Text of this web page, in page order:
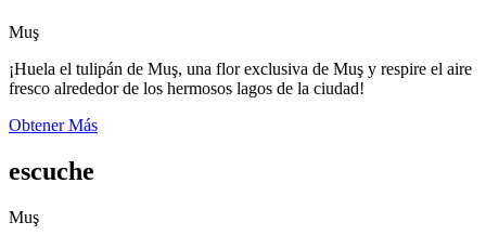
Muş
¡Huela el tulipán de Muş, una flor exclusiva de Muş y respire el aire
fresco alrededor de los hermosos lagos de la ciudad!
Obtener Más
escuche
Muş